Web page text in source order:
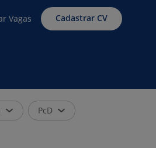
Vagas Cadastrar CV
PcD